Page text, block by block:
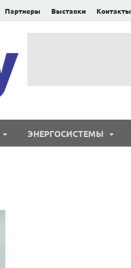
Партнеры Выставки Контакты
ЭНЕРГОСИСТЕМЫ